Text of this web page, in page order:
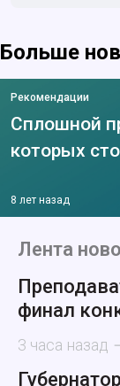
Больше
Рекомендации
Сплошной
которых
8 лет назад
Лента
финал
3 часа назад